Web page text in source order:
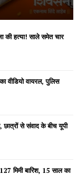
की हत्या! साले समेत चार
वीडियो वायरल, पुलिस
छात्रों से संवाद के बीच यूपी
मिमी बारिश, 15 साल का